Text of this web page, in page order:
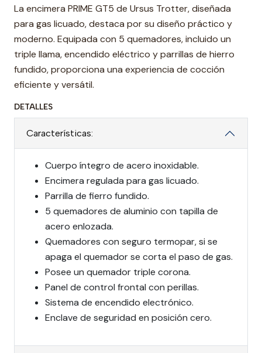
La encimera PRIME GT5 de Ursus Trotter, diseñada
para gas licuado, destaca por su diseño práctico y
moderno. Equipada con 5 quemadores, incluido un
triple llama, encendido eléctrico y parrillas de hierro
fundido, proporciona una experiencia de cocción
eficiente y versátil.
DETALLES
Características:
Cuerpo íntegro de acero inoxidable.
Encimera regulada para gas licuado.
Parrilla de fierro fundido.
5 quemadores de aluminio con tapilla de
acero enlozada.
Quemadores con seguro termopar, si se
apaga el quemador se corta el paso de gas.
Posee un quemador triple corona.
Panel de control frontal con perillas.
Sistema de encendido electrónico.
Enclave de seguridad en posición cero.